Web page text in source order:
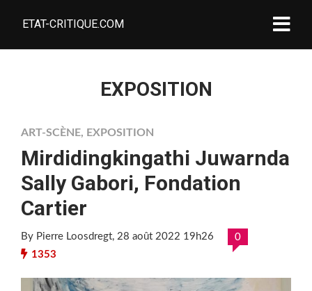
ETAT-CRITIQUE.COM
EXPOSITION
ART-SCÈNE, EXPOSITION
Mirdidingkingathi Juwarnda
Sally Gabori, Fondation
Cartier
By Pierre Loosdregt, 28 août 2022 19h26
0
1353